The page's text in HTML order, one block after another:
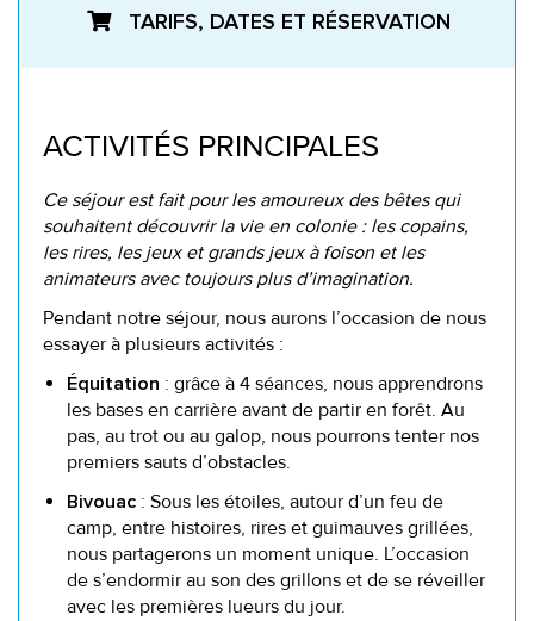
TARIFS, DATES ET RÉSERVATION
ACTIVITÉS PRINCIPALES
Ce séjour est fait pour les amoureux des bêtes qui
souhaitent découvrir la vie en colonie : les copains,
les rires, les jeux et grands jeux à foison et les
animateurs avec toujours plus d’imagination.
Pendant notre séjour, nous aurons l’occasion de nous
essayer à plusieurs activités :
Équitation : grâce à 4 séances, nous apprendrons
les bases en carrière avant de partir en forêt. Au
pas, au trot ou au galop, nous pourrons tenter nos
premiers sauts d’obstacles.
Bivouac : Sous les étoiles, autour d’un feu de
camp, entre histoires, rires et guimauves grillées,
nous partagerons un moment unique. L’occasion
de s’endormir au son des grillons et de se réveiller
avec les premières lueurs du jour.